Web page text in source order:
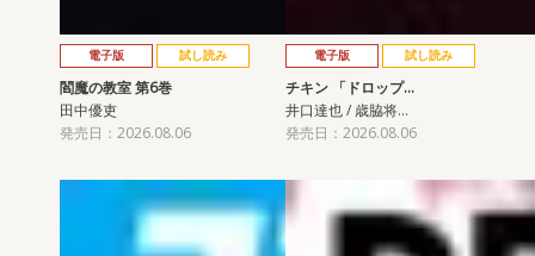
電子版 試し読み
閻魔の教室 第6巻
田中優吏
発売日：2026.08.06
電子版 試し読み
チキン 「ドロップ…
井口達也 / 歳脇将…
発売日：2026.08.06